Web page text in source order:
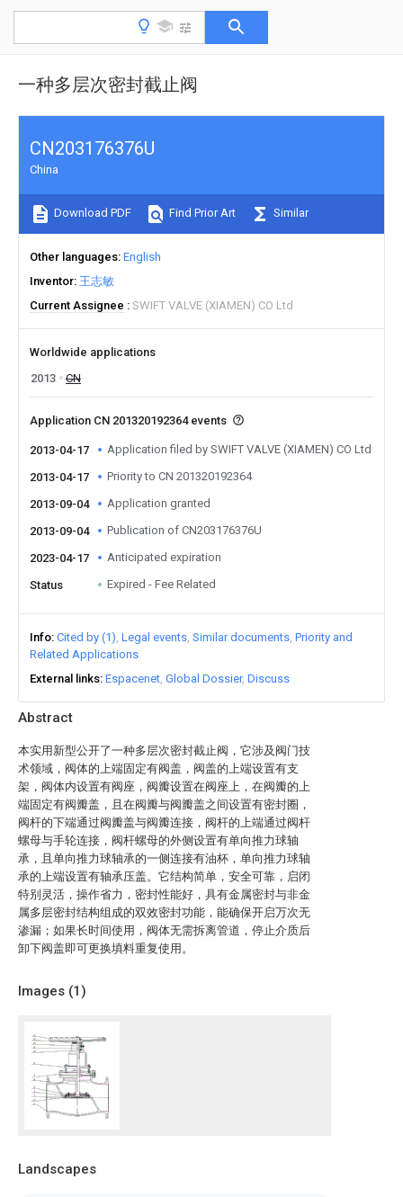
一种多层次密封截止阀
Abstract
本实用新型公开了一种多层次密封截止阀，它涉及阀门技
术领域，阀体的上端固定有阀盖，阀盖的上端设置有支
架，阀体内设置有阀座，阀瓣设置在阀座上，在阀瓣的上
端固定有阀瓣盖，且在阀瓣与阀瓣盖之间设置有密封圈，
阀杆的下端通过阀瓣盖与阀瓣连接，阀杆的上端通过阀杆
螺母与手轮连接，阀杆螺母的外侧设置有单向推力球轴
承，且单向推力球轴承的一侧连接有油杯，单向推力球轴
承的上端设置有轴承压盖。它结构简单，安全可靠，启闭
特别灵活，操作省力，密封性能好，具有金属密封与非金
属多层密封结构组成的双效密封功能，能确保开启万次无
渗漏；如果长时间使用，阀体无需拆离管道，停止介质后
卸下阀盖即可更换填料重复使用。
Images (1)
Landscapes
CN203176376U
China
Download PDF Find Prior Art Similar
Other languages English
Inventor 王志敏
Current Assignee
SWIFT VALVE (XIAMEN) CO Ltd
Worldwide applications
2013
CN
Application CN 201320192364 events
2013-04-17 Application filed by SWIFT VALVE (XIAMEN) CO Ltd
2013-04-17 Priority to CN 201320192364
2013-09-04 Application granted
2013-09-04 Publication of CN203176376U
2023-04-17 Anticipated expiration
Status Expired - Fee Related
Info Cited by (1) Legal events Similar documents Priority and
Related Applications
External links Espacenet Global Dossier Discuss